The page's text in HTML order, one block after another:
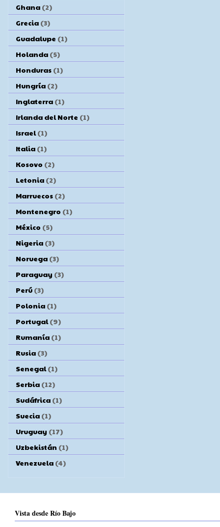
Ghana (2)
Grecia (3)
Guadalupe (1)
Holanda (5)
Honduras (1)
Hungría (2)
Inglaterra (1)
Irlanda del Norte (1)
Israel (1)
Italia (1)
Kosovo (2)
Letonia (2)
Marruecos (2)
Montenegro (1)
México (5)
Nigeria (3)
Noruega (3)
Paraguay (3)
Perú (3)
Polonia (1)
Portugal (9)
Rumanía (1)
Rusia (3)
Senegal (1)
Serbia (12)
Sudáfrica (1)
Suecia (1)
Uruguay (17)
Uzbekistán (1)
Venezuela (4)
Vista desde Río Bajo